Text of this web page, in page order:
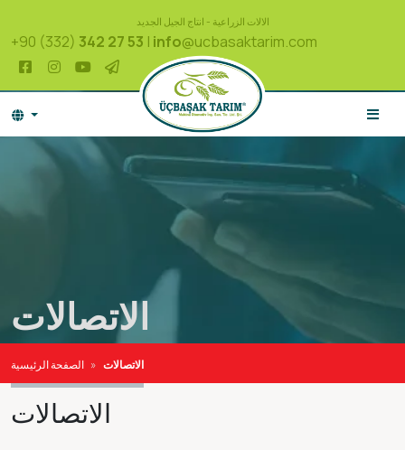
الالات الزراعية - انتاج الجيل الجديد
+90 (332) 342 27 53 | info@ucbasaktarim.com
الاتصالات
الاتصالات
الاتصالات